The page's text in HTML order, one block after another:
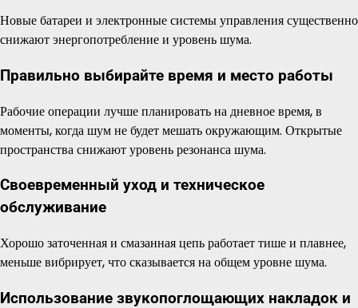
Новые батареи и электронные системы управления существенно
снижают энергопотребление и уровень шума.
Правильно выбирайте время и место работы
Рабочие операции лучше планировать на дневное время, в
моменты, когда шум не будет мешать окружающим. Открытые
пространства снижают уровень резонанса шума.
Своевременный уход и техническое
обслуживание
Хорошо заточенная и смазанная цепь работает тише и плавнее,
меньше вибрирует, что сказывается на общем уровне шума.
Использование звукопоглощающих накладок и